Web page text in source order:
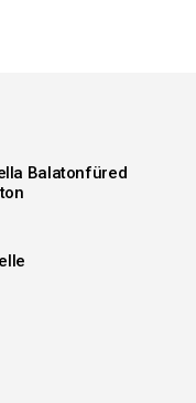
Balatonfüred